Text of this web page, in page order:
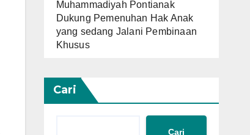
Muhammadiyah Pontianak
Dukung Pemenuhan Hak Anak
yang sedang Jalani Pembinaan
Khusus
Cari
Cari